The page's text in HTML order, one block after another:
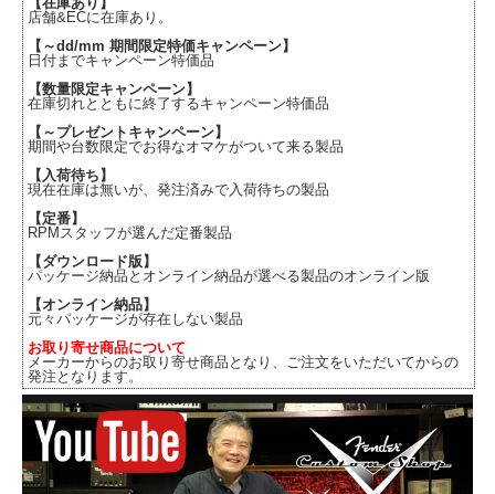
店舗&ECに在庫あり。
【～dd/mm 期間限定特価キャンペーン】
日付までキャンペーン特価品
【数量限定キャンペーン】
在庫切れとともに終了するキャンペーン特価品
【～プレゼントキャンペーン】
期間や台数限定でお得なオマケがついて来る製品
【入荷待ち】
現在在庫は無いが、発注済みで入荷待ちの製品
【定番】
RPMスタッフが選んだ定番製品
【ダウンロード版】
パッケージ納品とオンライン納品が選べる製品のオンライン版
【オンライン納品】
元々パッケージが存在しない製品
お取り寄せ商品について
メーカーからのお取り寄せ商品となり、ご注文をいただいてからの
発注となります。